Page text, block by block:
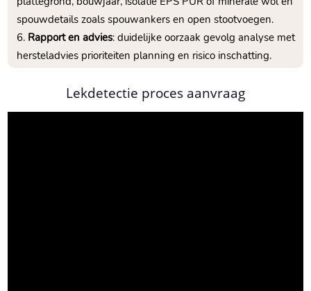
spouwdetails zoals spouwankers en open stootvoegen.​
Rapport en advies: duidelijke oorzaak gevolg analyse met
hersteladvies prioriteiten planning en risico inschatting.​
Lekdetectie proces aanvraag